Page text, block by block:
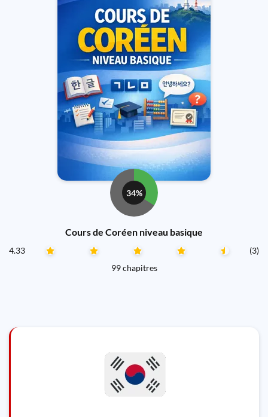
34%
Cours de Coréen niveau basique
4.33
(3)
99 chapitres